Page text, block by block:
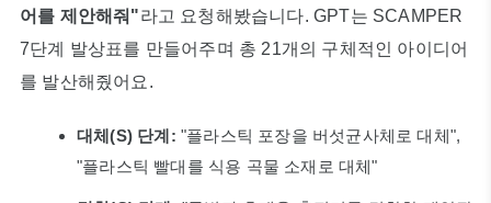
어를 제안해줘"라고 요청해봤습니다. GPT는 SCAMPER
7단계 발상표를 만들어주며 총 21개의 구체적인 아이디어
를 발산해줬어요.
대체(S) 단계: "플라스틱 포장을 버섯균사체로 대체",
"플라스틱 빨대를 식용 곡물 소재로 대체"